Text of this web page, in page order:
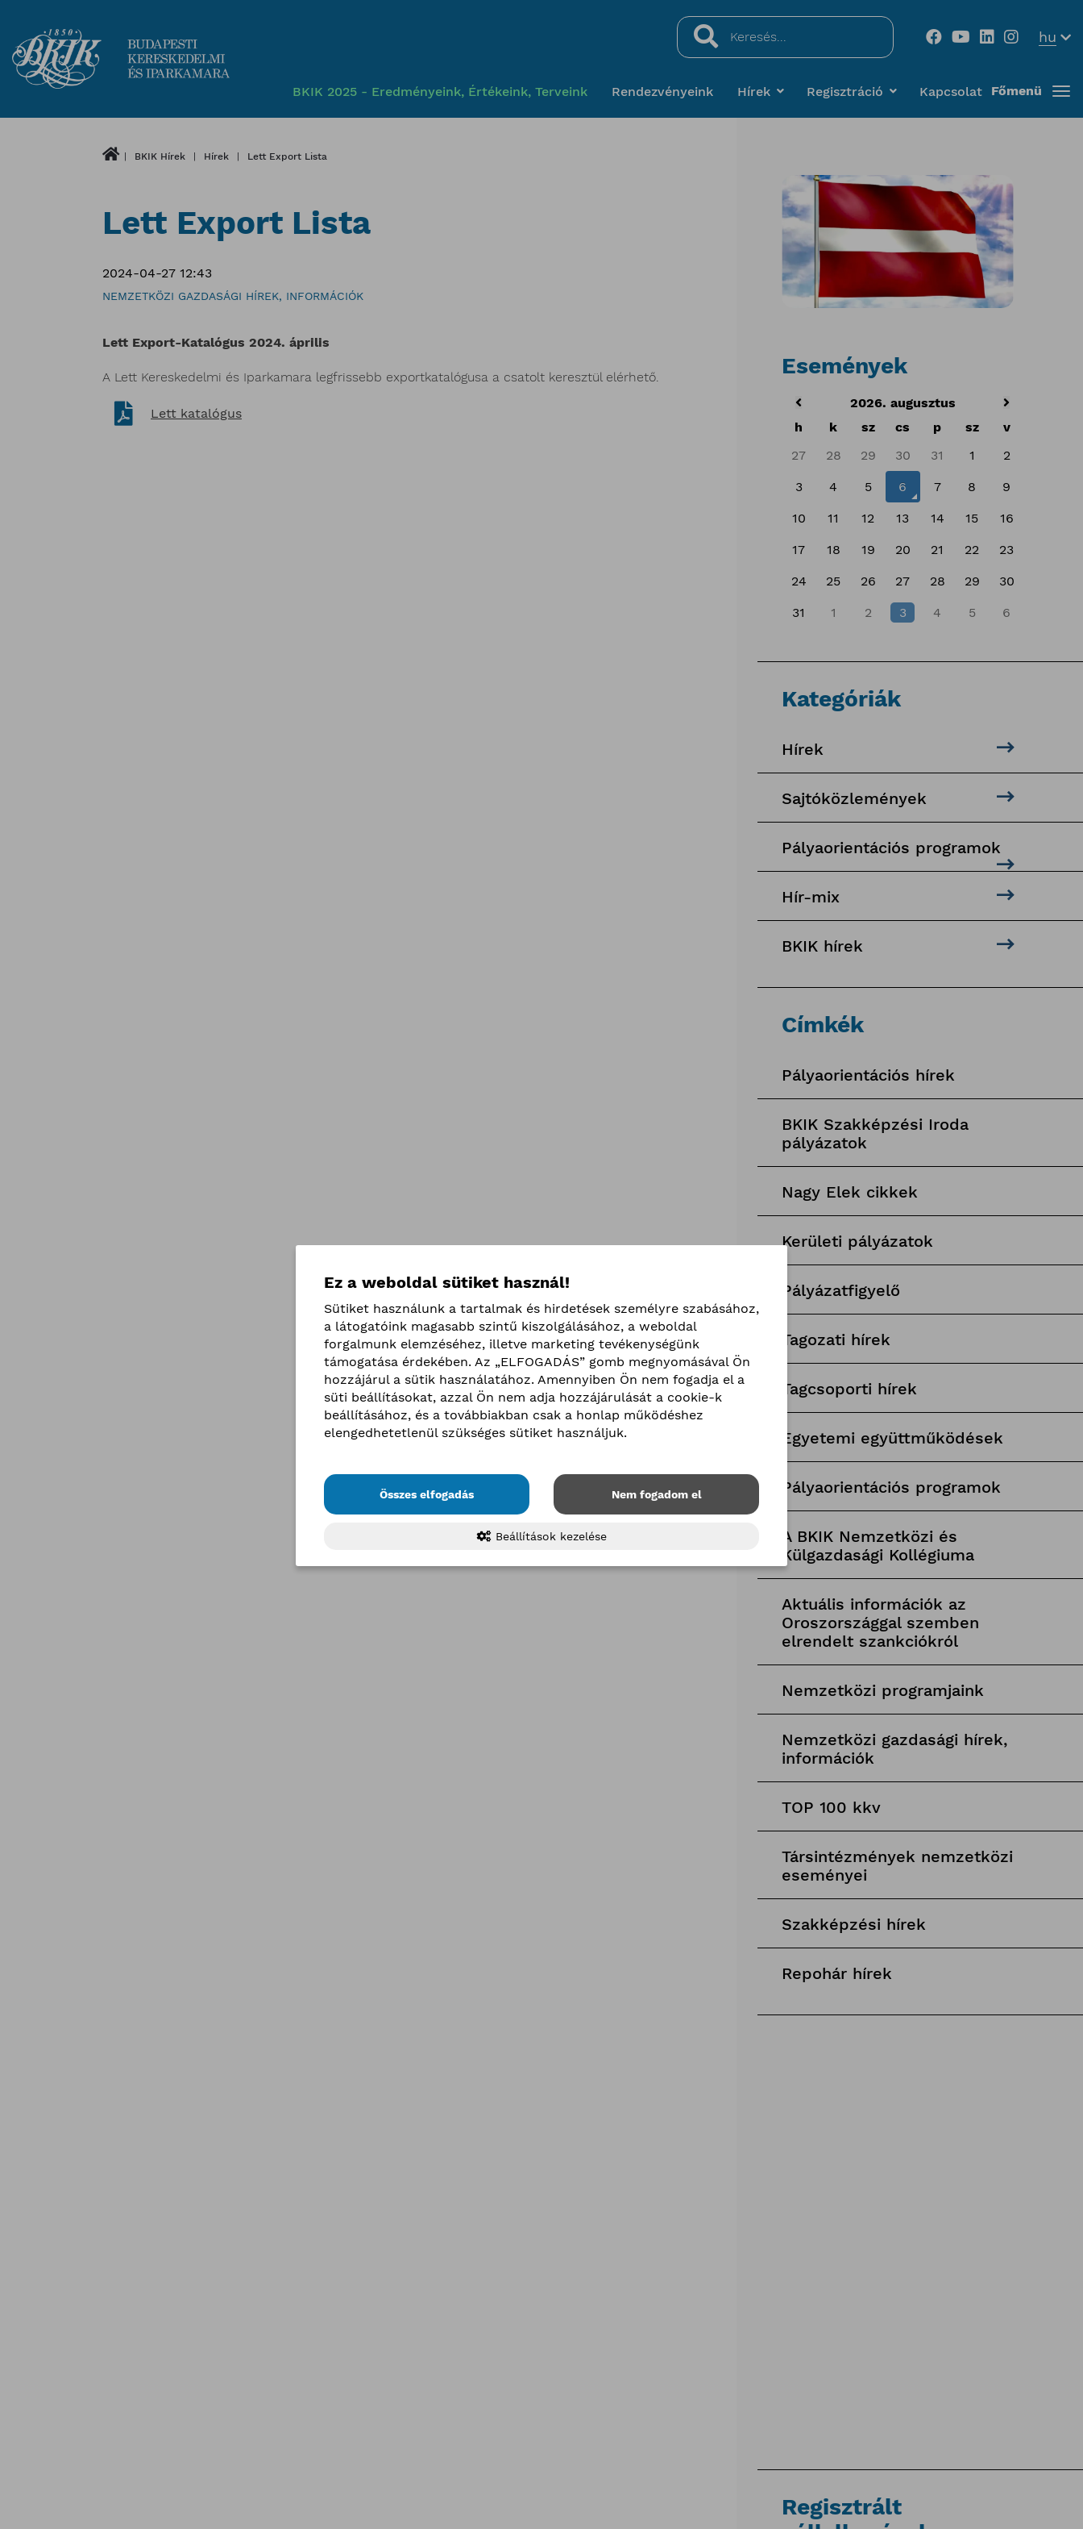
Keresés...
hu
BKIK 2025 - Eredményeink, Értékeink, Terveink Rendezvényeink Hírek Regisztráció Kapcsolat Főmenü
BKIK Hírek Hírek Lett Export Lista
Lett Export Lista
2024-04-27 12:43
NEMZETKÖZI GAZDASÁGI HÍREK, INFORMÁCIÓK
Lett Export-Katalógus 2024. április
A Lett Kereskedelmi és Iparkamara legfrissebb exportkatalógusa a csatolt keresztül elérhető.
Lett katalógus
Események
2026. augusztus
h
k sz cs p sz
v
27
28 29 30 31 1 2
3 4 5 6 7 8 9
10 11 12 13 14 15 16
17 18 19 20 21 22 23
24 25 26 27 28 29 30
31 1 2 3 4 5 6
Kategóriák
Hírek
Sajtóközlemények
Pályaorientációs programok
Hír-mix
BKIK hírek
Címkék
Pályaorientációs hírek
BKIK Szakképzési Iroda
pályázatok
Nagy Elek cikkek
Kerületi pályázatok
Pályázatfigyelő
Tagozati hírek
Tagcsoporti hírek
Egyetemi együttműködések
Pályaorientációs programok
A BKIK Nemzetközi és
Külgazdasági Kollégiuma
Aktuális információk az
Oroszországgal szemben
elrendelt szankciókról
Nemzetközi programjaink
Nemzetközi gazdasági hírek,
információk
TOP 100 kkv
Társintézmények nemzetközi
eseményei
Szakképzési hírek
Repohár hírek
Regisztrált
Ez a weboldal sütiket használ!
Sütiket használunk a tartalmak és hirdetések személyre szabásához,
a látogatóink magasabb szintű kiszolgálásához, a weboldal
forgalmunk elemzéséhez, illetve marketing tevékenységünk
támogatása érdekében. Az „ELFOGADÁS” gomb megnyomásával Ön
hozzájárul a sütik használatához. Amennyiben Ön nem fogadja el a
süti beállításokat, azzal Ön nem adja hozzájárulását a cookie-k
beállításához, és a továbbiakban csak a honlap működéshez
elengedhetetlenül szükséges sütiket használjuk.
Összes elfogadás Nem fogadom el
Beállítások kezelése